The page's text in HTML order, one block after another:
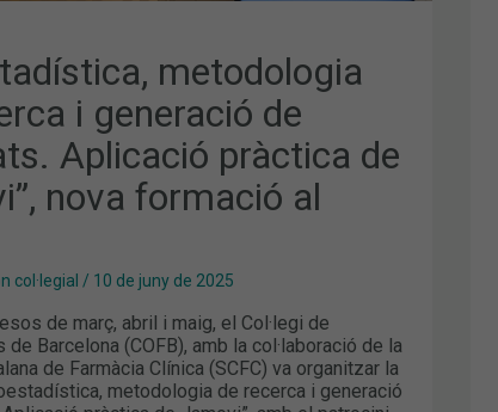
metodologia
i generació de
Aplicació pràctica de
nova formació al
col·legial / 10 de juny de 2025
de març, abril i maig, el Col·legi de
de Barcelona (COFB), amb la col·laboració de la
de Farmàcia Clínica (SCFC) va organitzar la
metodologia de recerca i generació